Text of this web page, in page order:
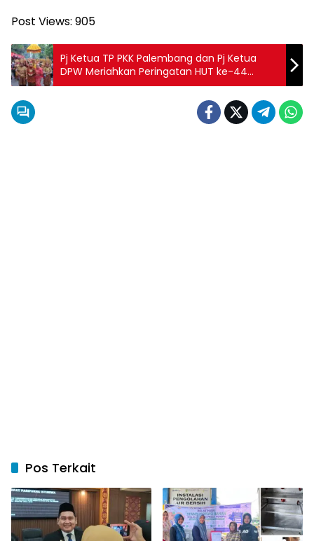
Post Views: 905
Pj Ketua TP PKK Palembang dan Pj Ketua
DPW Meriahkan Peringatan HUT ke-44
Dekranas
Pos Terkait